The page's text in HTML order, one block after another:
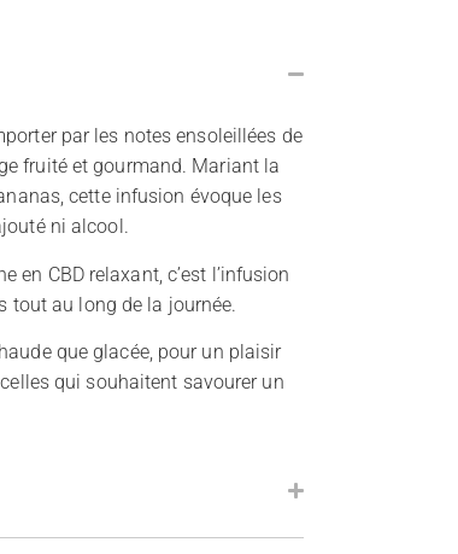
par les notes ensoleillées de
fruité et gourmand. Mariant la
cette infusion évoque les
ni alcool.
en CBD relaxant, c’est l’infusion
tout au long de la journée.
que glacée, pour un plaisir
qui souhaitent savourer un